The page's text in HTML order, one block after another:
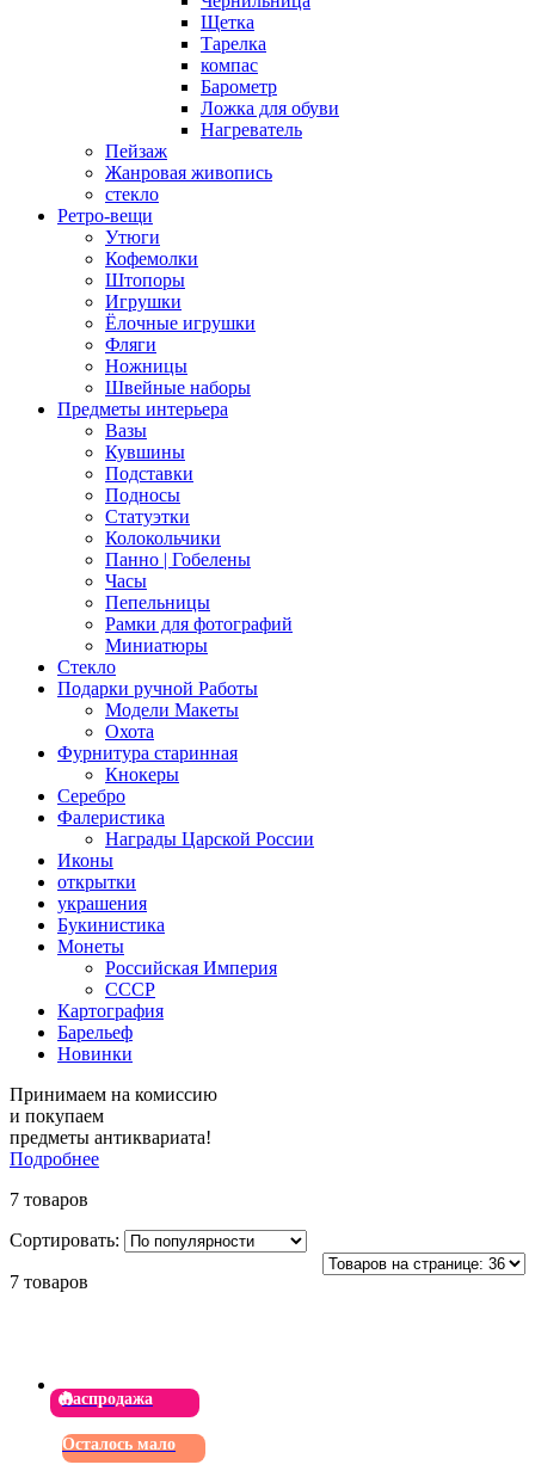
Щетка
Тарелка
компас
Барометр
Ложка для обуви
Нагреватель
Пейзаж
Жанровая живопись
стекло
Ретро-вещи
Утюги
Кофемолки
Штопоры
Игрушки
Ёлочные игрушки
Фляги
Ножницы
Швейные наборы
Предметы интерьера
Вазы
Кувшины
Подставки
Подносы
Статуэтки
Колокольчики
Панно | Гобелены
Часы
Пепельницы
Рамки для фотографий
Миниатюры
Стекло
Подарки ручной Работы
Модели Макеты
Охота
Фурнитура старинная
Кнокеры
Серебро
Фалеристика
Награды Царской России
Иконы
открытки
украшения
Букинистика
Монеты
Российская Империя
СССР
Картография
Барельеф
Новинки
Принимаем на комиссию
и покупаем
предметы антиквариата!
Подробнее
7 товаров
Сортировать:
7 товаров
Распродажа
Осталось мало